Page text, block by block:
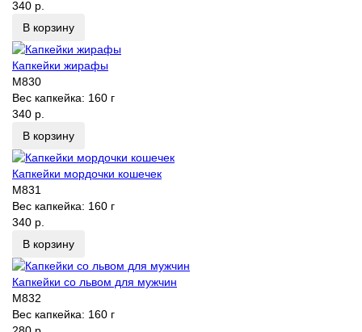
340 р.
В корзину
Капкейки жирафы
M830
Вес капкейка: 160 г
340 р.
В корзину
Капкейки мордочки кошечек
M831
Вес капкейка: 160 г
340 р.
В корзину
Капкейки со львом для мужчин
M832
Вес капкейка: 160 г